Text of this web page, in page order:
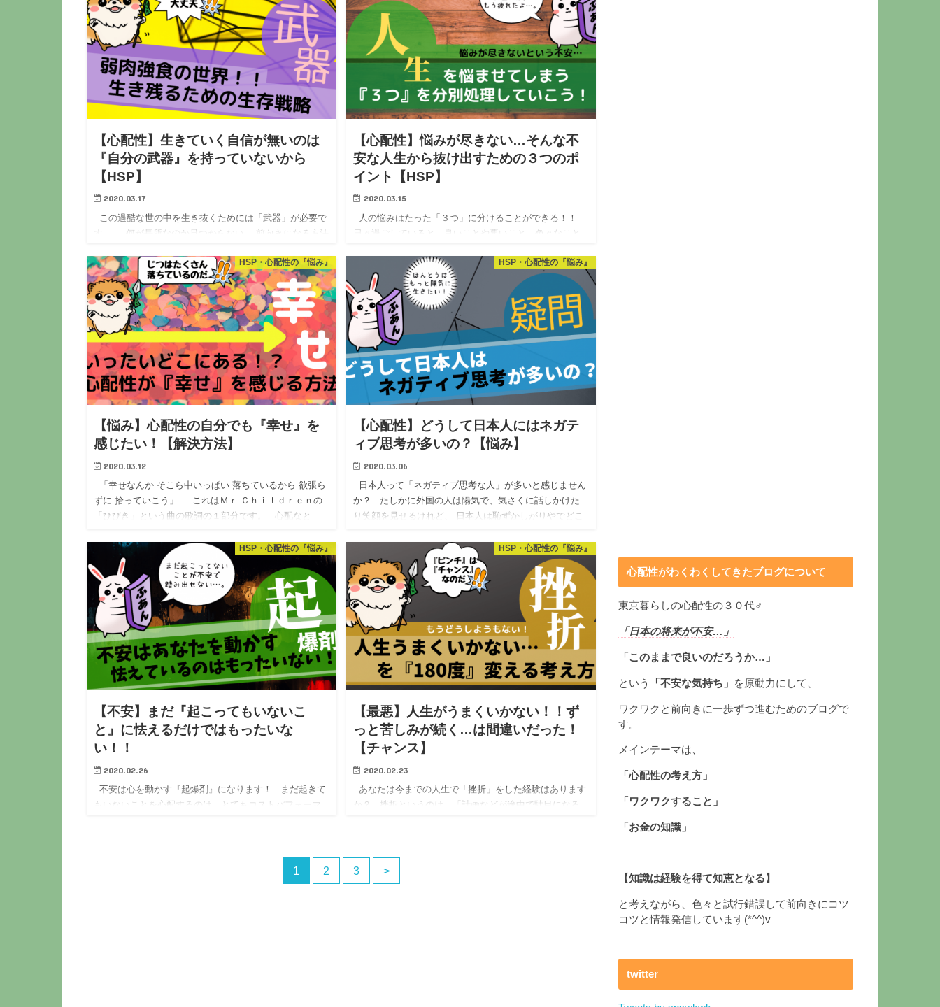
【心配性】生きていく自信が無いのは
『自分の武器』を持っていないから
【HSP】
2020.03.17
この過酷な世の中を生き抜くためには「武器」が必要で
す。 何が長所なのか見つからない… 前向きになる方法
ガティ…
【心配性】悩みが尽きない…そんな不
安な人生から抜け出すための３つのポ
イント【HSP】
2020.03.15
人の悩みはたった「３つ」に分けることができる！！
日々過ごしていると、良いことや悪いこと、色々なこと
HSP・心配性の『悩み』
【悩み】心配性の自分でも『幸せ』を
感じたい！【解決方法】
2020.03.12
「幸せなんか そこら中いっぱい 落ちているから 欲張ら
ずに 拾っていこう」 これはＭｒ.Ｃｈｉｌｄｒｅｎの
「ひびき」という曲の歌詞の１部分です。 心配なと
HSP・心配性の『悩み』
【心配性】どうして日本人にはネガテ
ィブ思考が多いの？【悩み】
2020.03.06
日本人って「ネガティブ思考な人」が多いと感じません
か？ たしかに外国の人は陽気で、気さくに話しかけた
り笑顔を見せるけれど、 日本人は恥ずかしがりやでどこ
HSP・心配性の『悩み』
【不安】まだ『起こってもいないこ
と』に怯えるだけではもったいな
い！！
2020.02.26
不安は心を動かす『起爆剤』になります！ まだ起きて
もいないことを心配するのは、とてもコストパフォーマ
HSP・心配性の『悩み』
【最悪】人生がうまくいかない！！ず
っと苦しみが続く…は間違いだった！
【チャンス】
2020.02.23
あなたは今までの人生で「挫折」をした経験はあります
か？ 挫折というのは、「計画などが途中で駄目になる
1 2 3 >
心配性がわくわくしてきたブログについて
東京暮らしの心配性の３０代♂
「日本の将来が不安…」
「このままで良いのだろうか…」
という 「不安な気持ち」 を原動力にして、
ワクワクと前向きに一歩ずつ進むためのブログで
す。
メインテーマは、
「心配性の考え方」
「ワクワクすること」
「お金の知識」
【知識は経験を得て知恵となる】
と考えながら、色々と試行錯誤して前向きにコツ
コツと情報発信しています(*^^)v
twitter